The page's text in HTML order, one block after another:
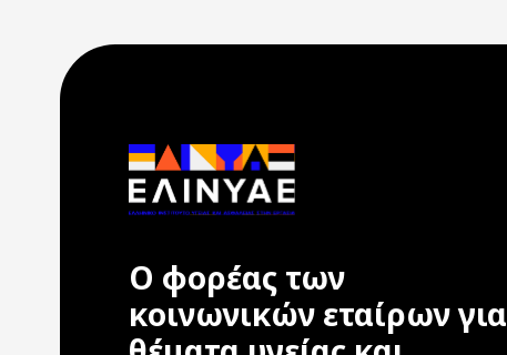
Ο φορέας των
κοινωνικών εταίρων για